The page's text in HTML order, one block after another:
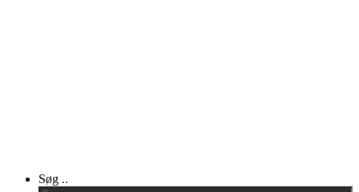
Menu
Søg ..